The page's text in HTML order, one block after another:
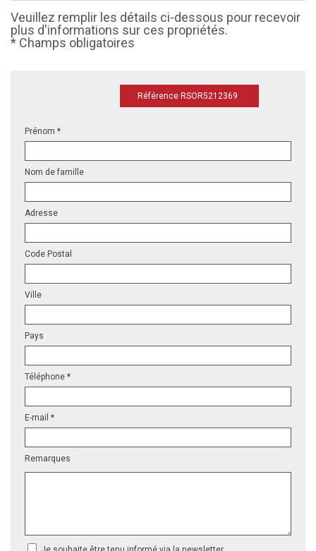
Veuillez remplir les détails ci-dessous pour recevoir
plus d'informations sur ces propriétés.
* Champs obligatoires
Référence RSOR5212369
Prénom *
Nom de famille
Adresse
Code Postal
Ville
Pays
Téléphone *
E-mail *
Remarques